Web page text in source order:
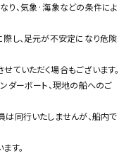
り、気象·海象などの条件によ
し、足元が不安定になり危険
いただく場合もございます。
ダーボート、現地の船へのご
同行いたしませんが、船内で
す。